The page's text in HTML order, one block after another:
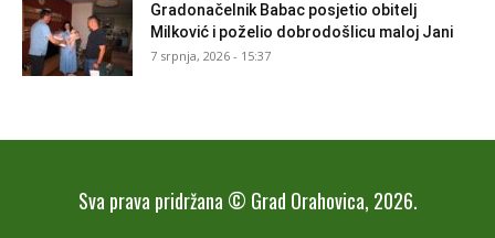
Gradonačelnik Babac posjetio obitelj
Milković i poželio dobrodošlicu maloj Jani
7 srpnja, 2026 - 15:37
Sva prava pridržana © Grad Orahovica, 2026.